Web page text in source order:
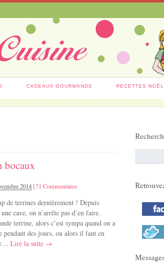
CADEAUX GOURMANDS RECETTES NOËL
bocaux
2014|71 Commentaires
de terrines dernièrement ! Depuis
cave, on n’arrête pas d’en faire.
terrine, alors c’est sympa quand on a
pendant des jours, ou alors il faut en
Lire la suite →